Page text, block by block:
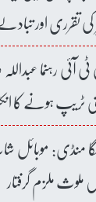
کی تقرری اور
آئی رہنما
ٹریپ ہونے کا
منڈی:
ملوث ملزم گرفتار